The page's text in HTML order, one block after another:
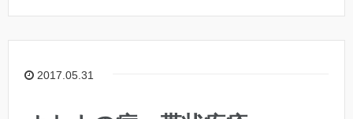
2017.05.31